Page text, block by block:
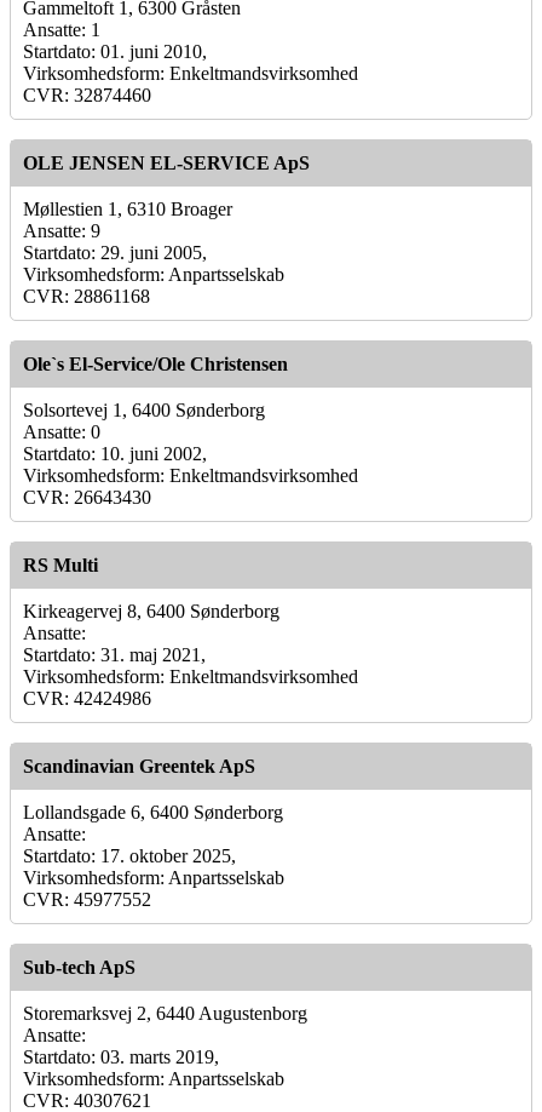
Gammeltoft 1, 6300 Gråsten
Ansatte: 1
Startdato: 01. juni 2010,
Virksomhedsform: Enkeltmandsvirksomhed
CVR: 32874460
OLE JENSEN EL-SERVICE ApS
Møllestien 1, 6310 Broager
Ansatte: 9
Startdato: 29. juni 2005,
Virksomhedsform: Anpartsselskab
CVR: 28861168
Ole`s El-Service/Ole Christensen
Solsortevej 1, 6400 Sønderborg
Ansatte: 0
Startdato: 10. juni 2002,
Virksomhedsform: Enkeltmandsvirksomhed
CVR: 26643430
RS Multi
Kirkeagervej 8, 6400 Sønderborg
Ansatte:
Startdato: 31. maj 2021,
Virksomhedsform: Enkeltmandsvirksomhed
CVR: 42424986
Scandinavian Greentek ApS
Lollandsgade 6, 6400 Sønderborg
Ansatte:
Startdato: 17. oktober 2025,
Virksomhedsform: Anpartsselskab
CVR: 45977552
Sub-tech ApS
Storemarksvej 2, 6440 Augustenborg
Ansatte:
Startdato: 03. marts 2019,
Virksomhedsform: Anpartsselskab
CVR: 40307621